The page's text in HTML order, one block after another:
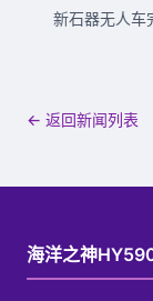
新石器无人车
← 返回新闻列表
海洋之神